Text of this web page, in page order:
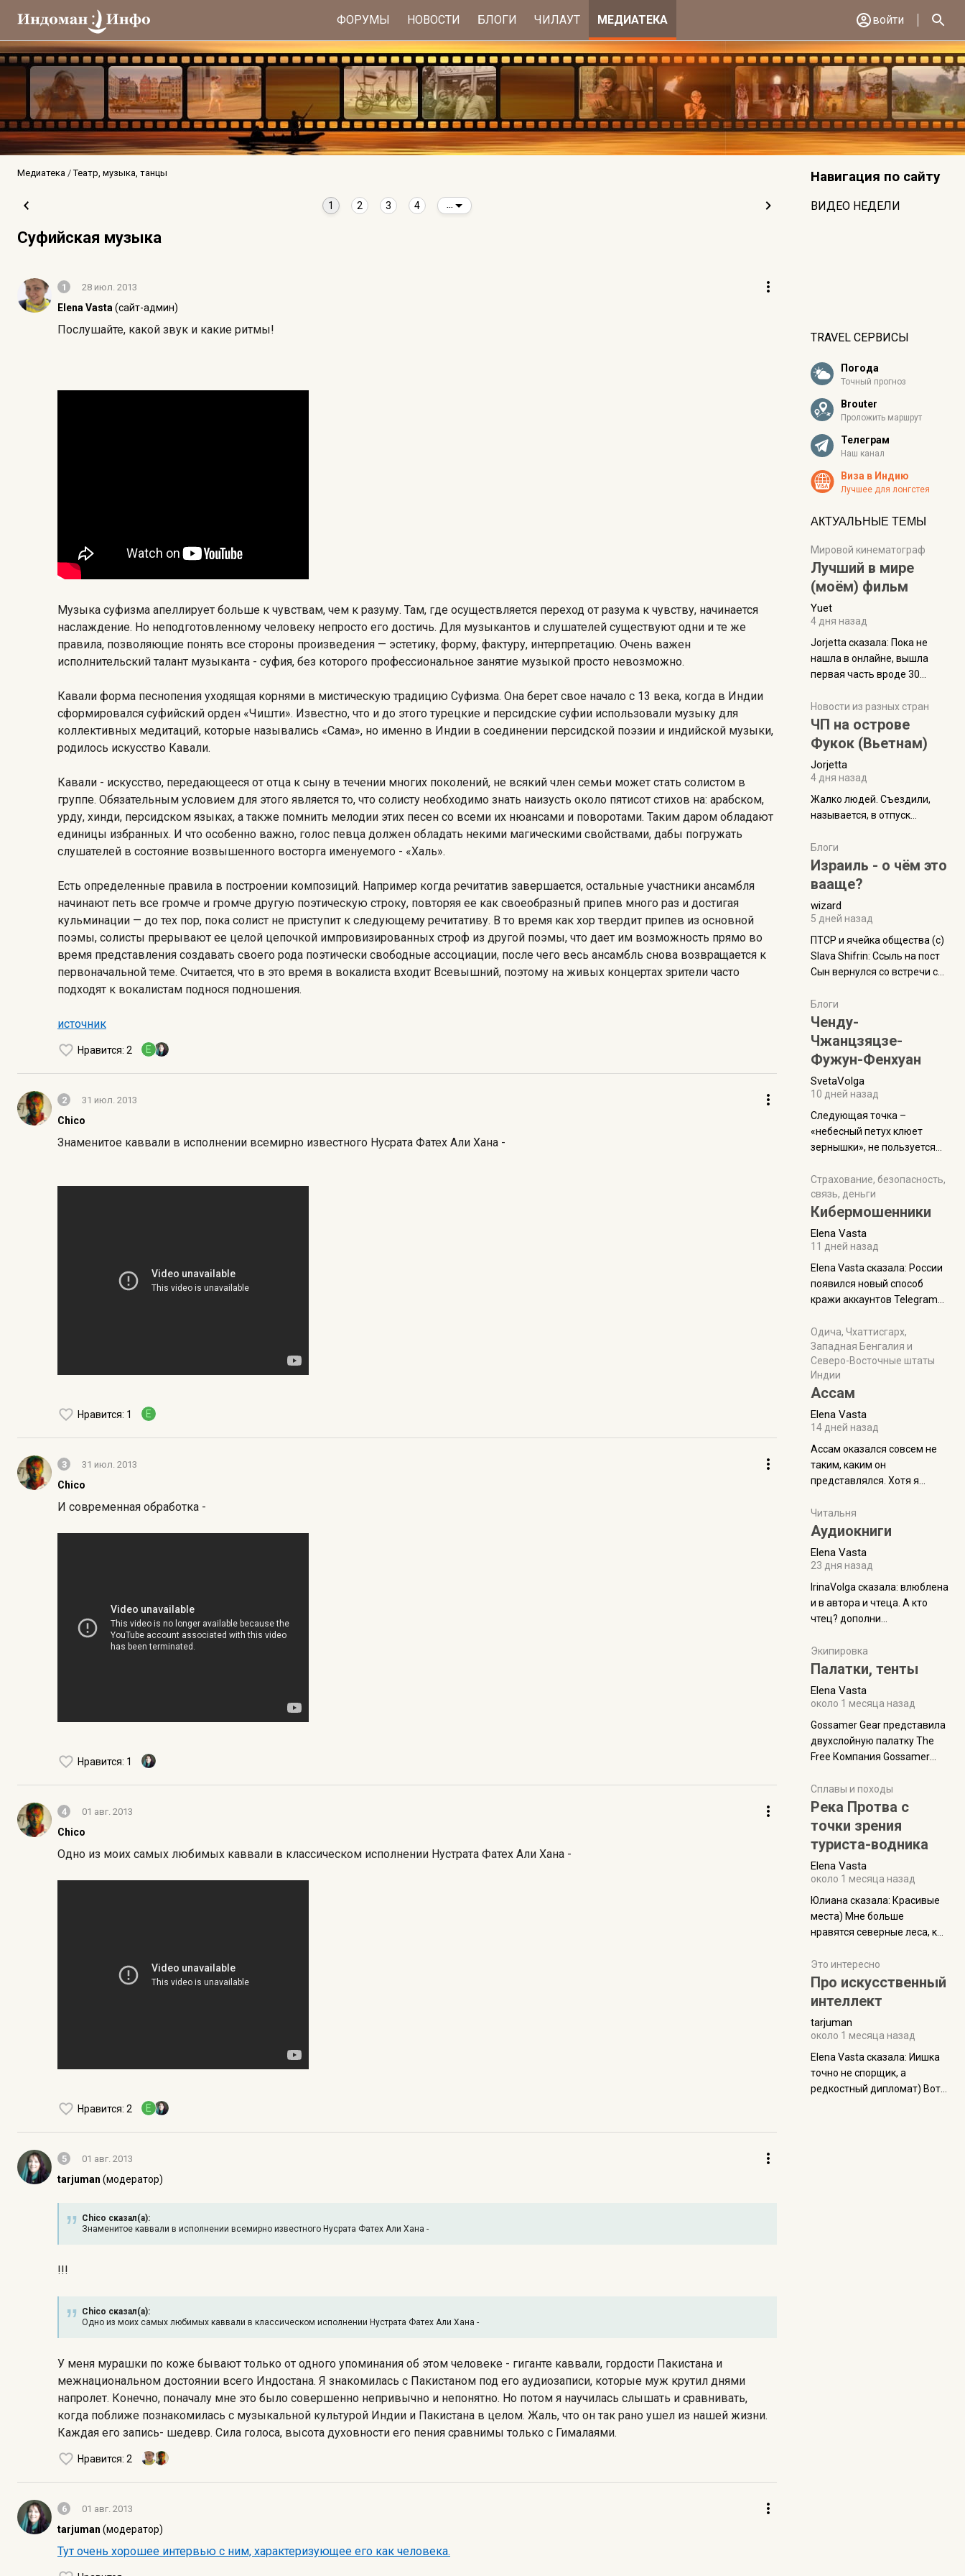
ФОРУМЫ НОВОСТИ БЛОГИ ЧИЛАУТ МЕДИАТЕКА войти
Медиатека Театр, музыка, танцы
1 2 3 4
Суфийская музыка
1 28 июл. 2013
Elena Vasta (сайт-админ)
Послушайте, какой звук и какие ритмы!
Музыка суфизма апеллирует больше к чувствам, чем к разуму. Там, где осуществляется переход от разума к чувству, начинается
наслаждение. Но неподготовленному человеку непросто его достичь. Для музыкантов и слушателей существуют одни и те же
правила, позволяющие понять все стороны произведения — эстетику, форму, фактуру, интерпретацию. Очень важен
исполнительский талант музыканта - суфия, без которого профессиональное занятие музыкой просто невозможно.
Кавали форма песнопения уходящая корнями в мистическую традицию Суфизма. Она берет свое начало с 13 века, когда в Индии
сформировался суфийский орден «Чишти». Известно, что и до этого турецкие и персидские суфии использовали музыку для
коллективных медитаций, которые назывались «Сама», но именно в Индии в соединении персидской поэзии и индийской музыки,
родилось искусство Кавали.
Кавали - искусство, передающееся от отца к сыну в течении многих поколений, не всякий член семьи может стать солистом в
группе. Обязательным условием для этого является то, что солисту необходимо знать наизусть около пятисот стихов на: арабском,
урду, хинди, персидском языках, а также помнить мелодии этих песен со всеми их нюансами и поворотами. Таким даром обладают
единицы избранных. И что особенно важно, голос певца должен обладать некими магическими свойствами, дабы погружать
слушателей в состояние возвышенного восторга именуемого - «Халь».
Есть определенные правила в построении композиций. Например когда речитатив завершается, остальные участники ансамбля
начинают петь все громче и громче другую поэтическую строку, повторяя ее как своеобразный припев много раз и достигая
кульминации — до тех пор, пока солист не приступит к следующему речитативу. В то время как хор твердит припев из основной
поэмы, солисты прерывают ее целой цепочкой импровизированных строф из другой поэмы, что дает им возможность прямо во
время представления создавать своего рода поэтически свободные ассоциации, после чего весь ансамбль снова возвращается к
первоначальной теме. Считается, что в это время в вокалиста входит Всевышний, поэтому на живых концертах зрители часто
подходят к вокалистам поднося подношения.
источник
Нравится: 2 E
2 31 июл. 2013
Chico
Знаменитое каввали в исполнении всемирно известного Нусрата Фатех Али Хана -
Нравится: 1 E
3 31 июл. 2013
Chico
И современная обработка -
Нравится: 1
4 01 авг. 2013
Chico
Одно из моих самых любимых каввали в классическом исполнении Нустрата Фатех Али Хана -
Нравится: 2 E
5 01 авг. 2013
tarjuman (модератор)
Chico сказал(а):
Знаменитое каввали в исполнении всемирно известного Нусрата Фатех Али Хана -
!!!
Chico сказал(а):
Одно из моих самых любимых каввали в классическом исполнении Нустрата Фатех Али Хана -
У меня мурашки по коже бывают только от одного упоминания об этом человеке - гиганте каввали, гордости Пакистана и
межнациональном достоянии всего Индостана. Я знакомилась с Пакистаном под его аудиозаписи, которые муж крутил днями
напролет. Конечно, поначалу мне это было совершенно непривычно и непонятно. Но потом я научилась слышать и сравнивать,
когда поближе познакомилась с музыкальной культурой Индии и Пакистана в целом. Жаль, что он так рано ушел из нашей жизни.
Каждая его запись- шедевр. Сила голоса, высота духовности его пения сравнимы только с Гималаями.
Нравится: 2
6 01 авг. 2013
tarjuman (модератор)
Тут очень хорошее интервью с ним, характеризующее его как человека.
Навигация по сайту
ВИДЕО НЕДЕЛИ
TRAVEL СЕРВИСЫ
Погода
Точный прогноз
Brouter
Проложить маршрут
Телеграм
Наш канал
Виза в Индию
Лучшее для лонгстея
АКТУАЛЬНЫЕ ТЕМЫ
Мировой кинематограф
Лучший в мире
(моём) фильм
Yuet
4 дня назад
Jorjetta сказалa: Пока не
нашла в онлайне, вышла
первая часть вроде 30
Дивали 8 ноября.
Новости из разных стран
ЧП на острове
Фукок (Вьетнам)
Jorjetta
4 дня назад
Жалко людей. Съездили,
называется, в отпуск...
Блоги
Израиль - о чём это
вааще?
wizard
5 дней назад
ПТСР и ячейка общества (с)
Slava Shifrin: Ссыль на пост
Сын вернулся со встречи с
уже, как демобилизовались,
а продолжают встречаться
почти каждую неделю) и с
порога сообщил: "Эйтан
разводится!" Эйтан -
мальчик из религиозной
семьи, из тех, кого называют
"вязаные кипы". С 2022-го
Блоги
Ченду-
Чжанцзяцзе-
Фужун-Фенхуан
SvetaVolga
10 дней назад
Следующая точка –
«небесный петух клюет
зернышки», не пользуется
заслужено, и чтобы попасть
на начало тропы показали
водителю карту, иначе
Пошли туда, потому что я
отзывов. По мне – сплошная
физуха, долгий спуск, потом
подъем по этому же пути.
Пока
Страхование, безопасность,
связь, деньги
Кибермошенники
Elena Vasta
11 дней назад
Elena Vasta сказалa: России
появился новый способ
кражи аккаунтов Telegram
Прочитайте! У моих двух
знакомых вот так увели
аккаунты
Одича, Чхаттисгарх,
Западная Бенгалия и
Северо-Восточные штаты
Индии
Ассам
Elena Vasta
14 дней назад
Ассам оказался совсем не
таким, каким он
представлялся. Хотя я
краешек, но все же схватила
ауру штата, как-то он меня
природа, мягкие
такая как бы переходная
ступень между привычной
нам Индией и остальными
надеюсь увидеть.
Читальня
Аудиокниги
Elena Vasta
23 дня назад
IrinaVolga сказалa: влюблена
и в автора и чтеца. А кто
чтец? дополни
Экипировка
Палатки, тенты
Elena Vasta
около 1 месяца назад
Gossamer Gear представила
двухслойную палатку The
Free Компания Gossamer
туристическую палатку The
Free, которая стала первой
ультралегкой моделью в
ассортименте
производителя. Новинка
получила двухслойную
конструкцию с отдельным
внешним тентом и сетчатой
внутренней палаткой, а ее
комплектации составляет
около 845 г. Палатка весит
менее
Сплавы и походы
Река Протва с
точки зрения
туриста-водника
Elena Vasta
около 1 месяца назад
Юлиана сказалa: Красивые
места) Мне больше
нравятся северные леса, как
южной тайги
Это интересно
Про искусственный
интеллект
tarjuman
около 1 месяца назад
Elena Vasta сказалa: Иишка
точно не спорщик, а
редкостный дипломат) Вот,